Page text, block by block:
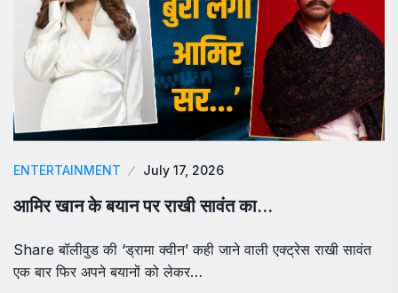
ENTERTAINMENT July 17, 2026
आमिर खान के बयान पर राखी सावंत का…
Share बॉलीवुड की ‘ड्रामा क्वीन’ कही जाने वाली एक्ट्रेस राखी सावंत
एक बार फिर अपने बयानों को लेकर…